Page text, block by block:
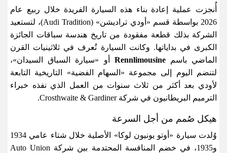
أُنجزت عملية إعادة بناء هذه السيارة الفريدة خلال ربيع عام
2026 بواسطة قسم «أودي تراديشن
» (Audi Tradition)
، لتستعيد
الشركة بذلك قطعة مفقودة من تاريخ هندسة سباقات الجائزة
الكبرى في بداياتها. وكانت السيارة تُعرف في ثلاثينيات القرن
الماضي باسمRennlimousine
أو «سيارة السباق السيدان»،
لتنضم اليوم إلى مجموعة «السهام الفضية» التاريخية التابعة
لأودي بعد أكثر من ثلاث سنوات من العمل الذي نفذه خبراء
الترميم البريطانيون في شركة Crosthwaite & Gardiner.
هيكل صُمم من أجل السرعة
وُلدت سيارة «أوتو يونيون لوكا» الأصلية خلال شتاء عامي 1934
و1935، في خضم المنافسة المحتدمة بين شركة